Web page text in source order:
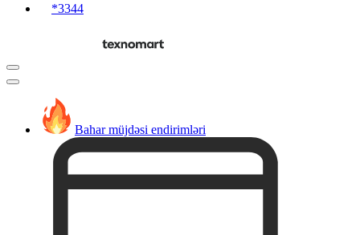
*3344
Bahar müjdəsi endirimləri